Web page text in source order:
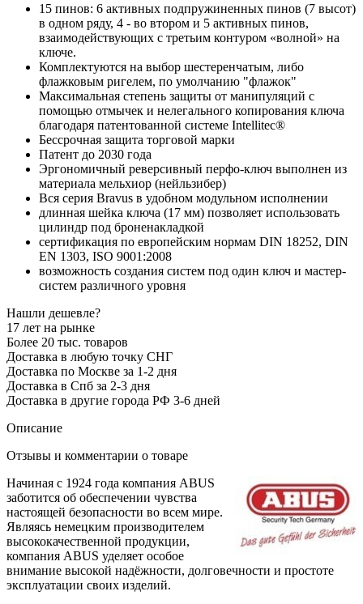
15 пинов: 6 активных подпружиненных пинов (7 высот)
в одном ряду, 4 - во втором и 5 активных пинов,
взаимодействующих с третьим контуром «волной» на
ключе.
Комплектуются на выбор шестеренчатым, либо
флажковым ригелем, по умолчанию "флажок"
Максимальная степень защиты от манипуляций с
помощью отмычек и нелегального копирования ключа
благодаря патентованной системе Intellitec®
Бессрочная защита торговой марки
Патент до 2030 года
Эргономичный реверсивный перфо-ключ выполнен из
материала мельхиор (нейльзибер)
Вся серия Bravus в удобном модульном исполнении
длинная шейка ключа (17 мм) позволяет использовать
цилиндр под броненакладкой
сертификация по европейским нормам DIN 18252, DIN
EN 1303, ISO 9001:2008
возможность создания систем под один ключ и мастер-
систем различного уровня
Нашли дешевле?
17 лет на рынке
Более 20 тыс. товаров
Доставка в любую точку СНГ
Доставка по Москве за 1-2 дня
Доставка в Спб за 2-3 дня
Доставка в другие города РФ 3-6 дней
Описание
Отзывы и комментарии о товаре
Начиная с 1924 года компания ABUS
заботится об обеспечении чувства
настоящей безопасности во всем мире.
Являясь немецким производителем
высококачественной продукции,
компания ABUS уделяет особое
внимание высокой надёжности, долговечности и простоте
эксплуатации своих изделий.